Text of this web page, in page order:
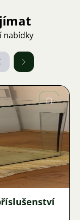
nabídky